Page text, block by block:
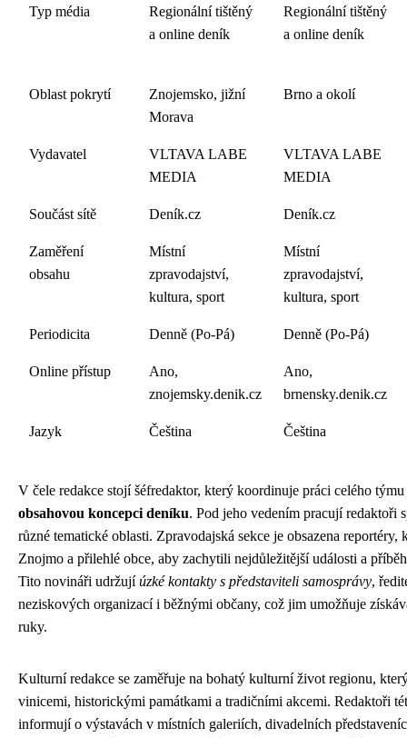
Typ média
Regionální tištěný
a online deník
Regionální tištěný
a online deník
Oblast pokrytí
Znojemsko, jižní
Morava
Brno a okolí
Vydavatel
VLTAVA LABE
MEDIA
VLTAVA LABE
MEDIA
Součást sítě Deník.cz Deník.cz
Zaměření
obsahu
Místní
zpravodajství,
kultura, sport
Místní
zpravodajství,
kultura, sport
Periodicita Denně (Po-Pá) Denně (Po-Pá)
Online přístup
Ano,
znojemsky.denik.cz
Ano,
brnensky.denik.cz
Jazyk Čeština Čeština
V čele redakce stojí šéfredaktor, který koordinuje práci celého
obsahovou koncepci deníku. Pod jeho vedením pracují redaktoři
různé tematické oblasti. Zpravodajská sekce je obsazena reportéry,
Znojmo a přilehlé obce, aby zachytili nejdůležitější události a
Tito novináři udržujíúzké kontakty s představiteli samosprávy,
neziskových organizací i běžnými občany, což jim umožňuje
ruky.
Kulturní redakce se zaměřuje na bohatý kulturní život regionu,
vinicemi, historickými památkami a tradičními akcemi. Redaktoři
informují o výstavách v místních galeriích, divadelních